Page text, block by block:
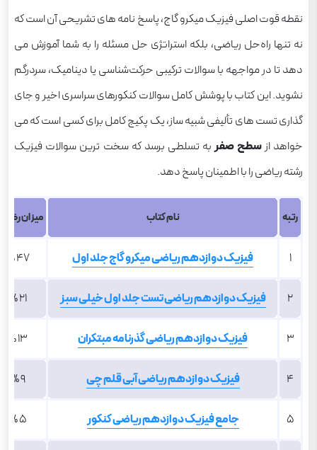
نقطه قوت اصلی فیزیک میکرو گاج، پاسخ نامه های تشریحی آن است که
نه تنها راه‌حل ریاضی، بلکه استراتژی حل مسئله را به شما آموزش می
دهد تا در مواجهه با سوالات ترکیبی حرکت‌شناسی یا دینامیک، سردرگم
نشوید. این کتاب با پوشش کامل سوالات کنکورهای سراسری اخیر و جای
گذاری تست های تألیفی شبیه ساز، یک پکیج کامل برای کسی است که می
خواهد ازسطح صفربه تسلطی برسد که سخت ترین سوالات فیزیک
رشته ریاضی را با اطمینان پاسخ دهد.
رتبه نام کتاب میزان
1 فیزیک دوازدهم ریاضی میکرو گاج جلد اول 47 %
2 فیزیک دوازدهم ریاضی تست جلد اول خیلی سبز 21 %
3 فیزیک دوازدهم ریاضی گذرنامه مبتکران 13 %
4 فیزیک دوازدهم ریاضی آبی قلم چی 9 %
5 جامع فیزیک دوازدهم ریاضی کنکور 5 %